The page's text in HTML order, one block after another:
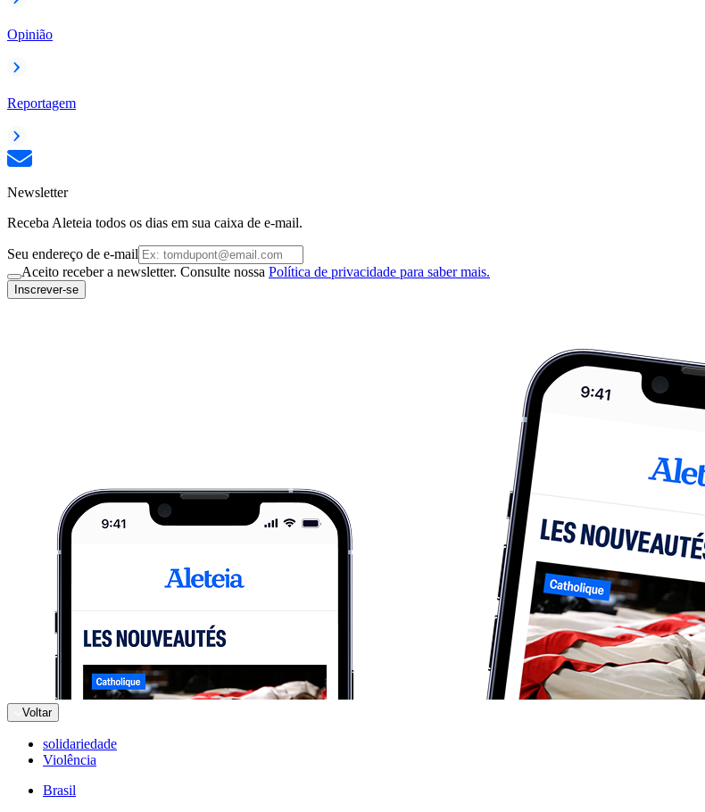
Opinião
Reportagem
Newsletter
Receba Aleteia todos os dias em sua caixa de e-mail.
Seu endereço de e-mail
Aceito receber a newsletter. Consulte nossa Política de privacidade para saber mais.
Inscrever-se
Voltar
solidariedade
Violência
Brasil